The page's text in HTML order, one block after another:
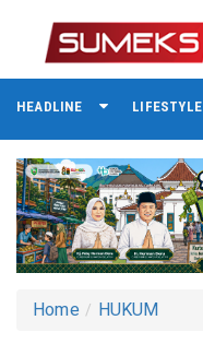
HEADLINE LIFESTYLE
Home HUKUM